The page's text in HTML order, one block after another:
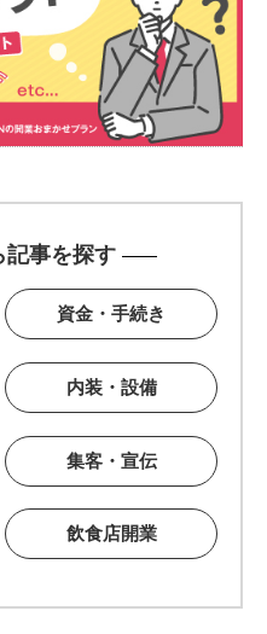
記事を探す
資金・手続き
内装・設備
集客・宣伝
飲食店開業